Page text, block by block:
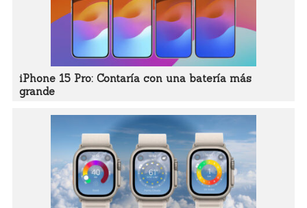
iPhone 15 Pro: Contaría con una batería más
grande